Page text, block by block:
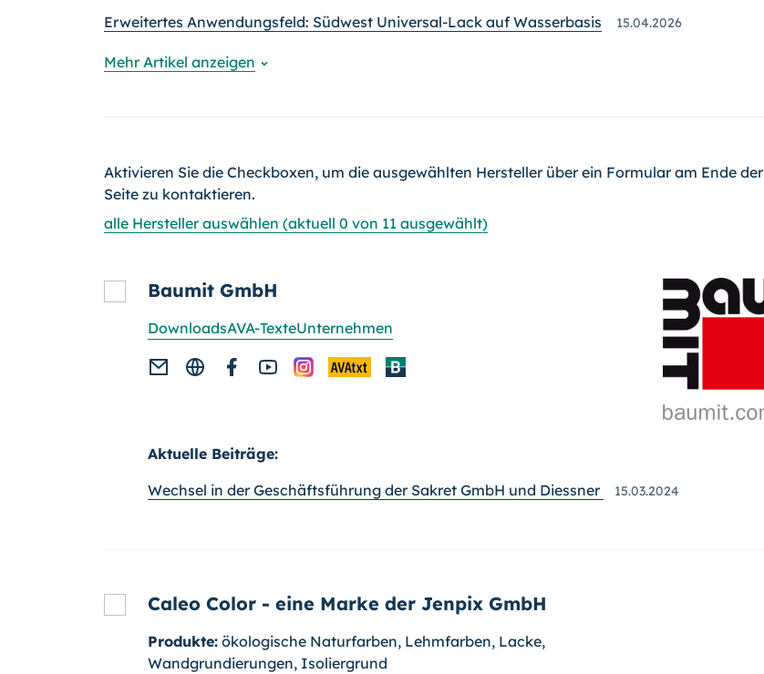
Erweitertes Anwendungsfeld: Südwest Universal-Lack auf Wasserbasis 15.04.2026
Mehr Artikel anzeigen
Aktivieren Sie die Checkboxen, um die ausgewählten Hersteller über ein Formular am Ende der
Seite zu kontaktieren.
alle Hersteller auswählen (aktuell 0 von 11 ausgewählt)
Baumit GmbH
DownloadsAVA-TexteUnternehmen
Aktuelle Beiträge:
Wechsel in der Geschäftsführung der Sakret GmbH und Diessner
15.03.2024
Caleo Color - eine Marke der Jenpix GmbH
Produkte: ökologische Naturfarben, Lehmfarben, Lacke,
Wandgrundierungen, Isoliergrund